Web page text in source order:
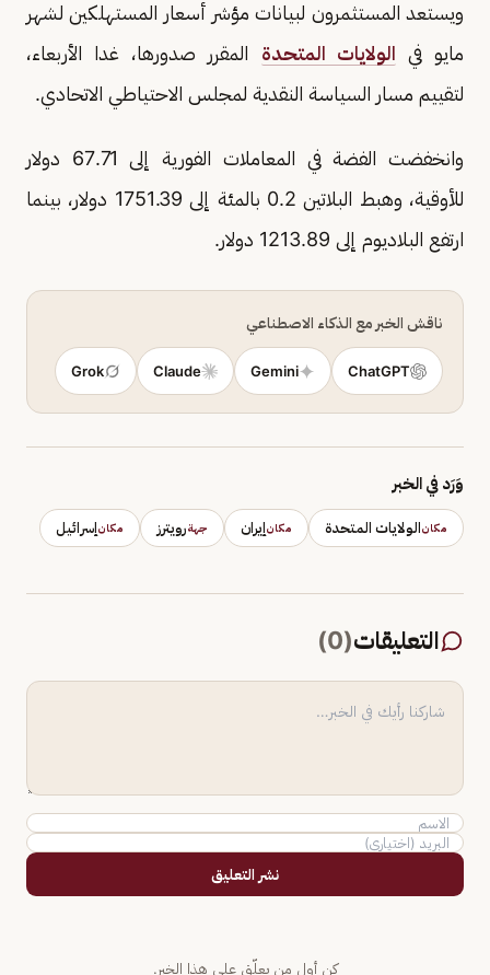
ويستعد المستثمرون لبيانات مؤشر ​أسعار ⁠المستهلكين لشهر
مايو في الولايات المتحدة المقرر صدورها، غدا الأربعاء،
لتقييم مسار السياسة النقدية لمجلس ⁠الاحتياطي ​الاتحادي.
وانخفضت الفضة في المعاملات الفورية إلى 67.71 دولار
للأوقية، وهبط البلاتين 0.2 بالمئة إلى 1751.39 دولار، بينما
ارتفع البلاديوم إلى 1213.89 دولار.
ناقش الخبر مع الذكاء الاصطناعي
ChatGPT
Gemini
Claude
Grok
وَرَد في الخبر
مكانالولايات المتحدة مكانإيران جهةرويترز مكانإسرائيل
التعليقات(
0
)
نشر التعليق
كن أول من يعلّق على هذا الخبر.